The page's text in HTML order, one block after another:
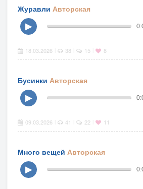
Журавли Авторская
▶
18.03.2026 38 15 8
Бусинки Авторская
▶
09.03.2026 41 22 11
Много вещей Авторская
▶